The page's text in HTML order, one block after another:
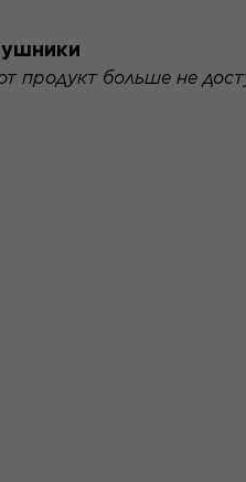
продукт больше не